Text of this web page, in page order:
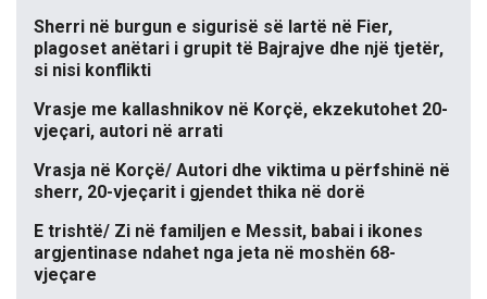
Sherri në burgun e sigurisë së lartë në Fier,
plagoset anëtari i grupit të Bajrajve dhe një tjetër,
si nisi konflikti
Vrasje me kallashnikov në Korçë, ekzekutohet 20-
vjeçari, autori në arrati
Vrasja në Korçë/ Autori dhe viktima u përfshinë në
sherr, 20-vjeçarit i gjendet thika në dorë
E trishtë/ Zi në familjen e Messit, babai i ikones
argjentinase ndahet nga jeta në moshën 68-
vjeçare